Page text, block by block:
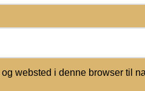
websted i denne browser til